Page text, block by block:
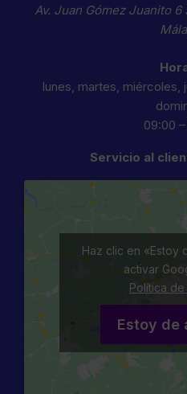
Av. Juan Gómez Juanito 6
lunes, martes, miércoles,
09:00 –
Servicio al
Haz clic en «Estoy
activar
Política
Estoy de